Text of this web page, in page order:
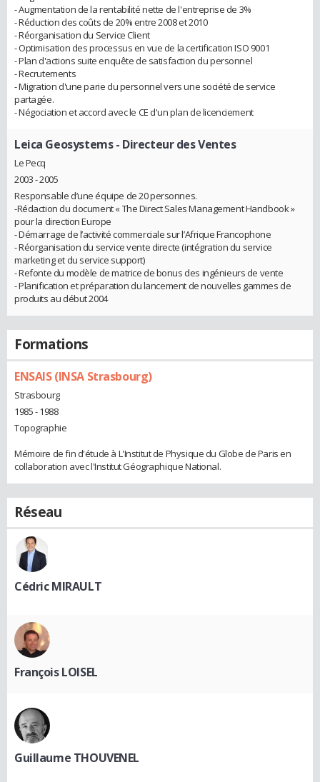
- Augmentation de la rentabilité nette de l'entreprise de 3%
- Réduction des coûts de 20% entre 2008 et 2010
- Réorganisation du Service Client
- Optimisation des processus en vue de la certification ISO 9001
- Plan d'actions suite enquête de satisfaction du personnel
- Recrutements
- Migration d'une parie du personnel vers une société de service
partagée.
- Négociation et accord avec le CE d'un plan de licenciement
Leica Geosystems- Directeur des Ventes
Le Pecq
2003 - 2005
Responsable d’une équipe de 20 personnes.
-Rédaction du document « The Direct Sales Management Handbook »
pour la direction Europe
- Démarrage de l’activité commerciale sur l’Afrique Francophone
- Réorganisation du service vente directe (intégration du service
marketing et du service support)
- Refonte du modèle de matrice de bonus des ingénieurs de vente
- Planification et préparation du lancement de nouvelles gammes de
produits au début 2004
Formations
ENSAIS (INSA Strasbourg)
Strasbourg
1985 - 1988
Topographie
Mémoire de fin d'étude à L'Institut de Physique du Globe de Paris en
collaboration avec l'Institut Géographique National.
Réseau
Cédric MIRAULT
François LOISEL
Guillaume THOUVENEL